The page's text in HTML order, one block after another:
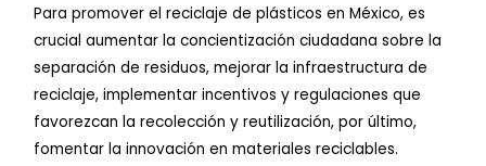
Para promover el reciclaje de plásticos en México, es
crucial aumentar la concientización ciudadana sobre la
separación de residuos, mejorar la infraestructura de
reciclaje, implementar incentivos y regulaciones que
favorezcan la recolección y reutilización, por último,
fomentar la innovación en materiales reciclables.